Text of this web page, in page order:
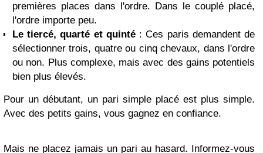
premières places dans l'ordre. Dans le couplé placé,
l'ordre importe peu.
Le tiercé, quarté et quinté: Ces paris demandent de
sélectionner trois, quatre ou cinq chevaux, dans l'ordre
ou non. Plus complexe, mais avec des gains potentiels
bien plus élevés.
Pour un débutant, un pari simple placé est plus simple.
Avec des petits gains, vous gagnez en confiance.
Mais ne placez jamais un pari au hasard. Informez-vous